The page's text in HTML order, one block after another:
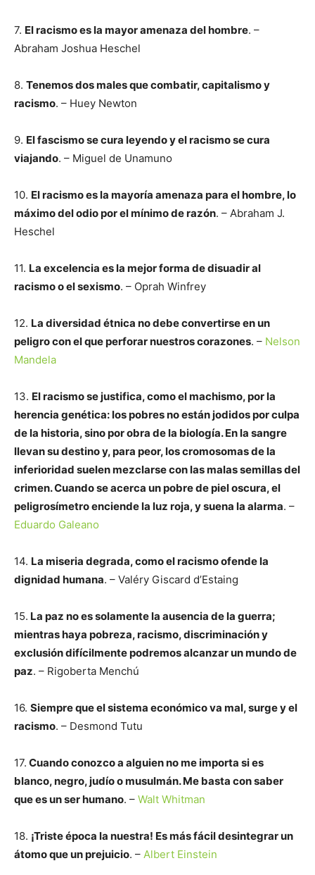
7. El racismo es la mayor amenaza del hombre. –
Abraham Joshua Heschel
8. Tenemos dos males que combatir, capitalismo y
racismo. – Huey Newton
9. El fascismo se cura leyendo y el racismo se cura
viajando. – Miguel de Unamuno
10. El racismo es la mayoría amenaza para el hombre, lo
máximo del odio por el mínimo de razón. – Abraham J.
Heschel
11. La excelencia es la mejor forma de disuadir al
racismo o el sexismo. – Oprah Winfrey
12. La diversidad étnica no debe convertirse en un
peligro con el que perforar nuestros corazones. – Nelson
Mandela
13. El racismo se justifica, como el machismo, por la
herencia genética: los pobres no están jodidos por culpa
de la historia, sino por obra de la biología. En la sangre
llevan su destino y, para peor, los cromosomas de la
inferioridad suelen mezclarse con las malas semillas del
crimen. Cuando se acerca un pobre de piel oscura, el
peligrosímetro enciende la luz roja, y suena la alarma. –
Eduardo Galeano
14. La miseria degrada, como el racismo ofende la
dignidad humana. – Valéry Giscard d’Estaing
15. La paz no es solamente la ausencia de la guerra;
mientras haya pobreza, racismo, discriminación y
exclusión difícilmente podremos alcanzar un mundo de
paz. – Rigoberta Menchú
16. Siempre que el sistema económico va mal, surge y el
racismo. – Desmond Tutu
17. Cuando conozco a alguien no me importa si es
blanco, negro, judío o musulmán. Me basta con saber
que es un ser humano. – Walt Whitman
18. ¡Triste época la nuestra! Es más fácil desintegrar un
átomo que un prejuicio. – Albert Einstein